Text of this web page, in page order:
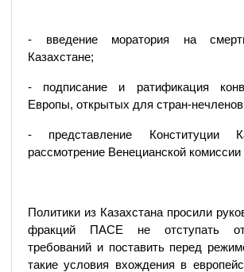
- введение моратория на
Казахстане;
- подписание и ратификация
Европы, открытых для стран-
- представление Конституции
рассмотрение Венецианской
Политики из Казахстана просили
фракций ПАСЕ не отступать
требований и поставить перед
такие условия вхождения в